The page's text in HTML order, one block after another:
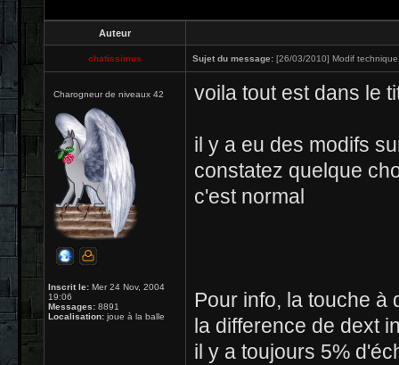
Auteur
chatissimus Sujet du message: [26/03/2010] Modif
Charogneur de niveaux 42
Inscrit le: Mer 24 Nov, 2004
19:06
Messages: 8891
Localisation: joue à la balle
voila tout est dans le
il y a eu des modifs
constatez quelque
c'est normal
Pour info, la touche à
la difference de dext
il y a toujours 5%